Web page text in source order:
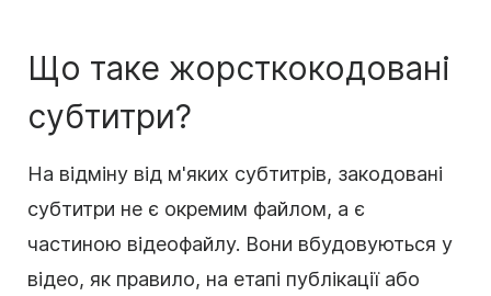
Що таке жорсткокодовані
субтитри?
На відміну від м'яких субтитрів, закодовані
субтитри не є окремим файлом, а є
частиною відеофайлу. Вони вбудовуються у
відео, як правило, на етапі публікації або